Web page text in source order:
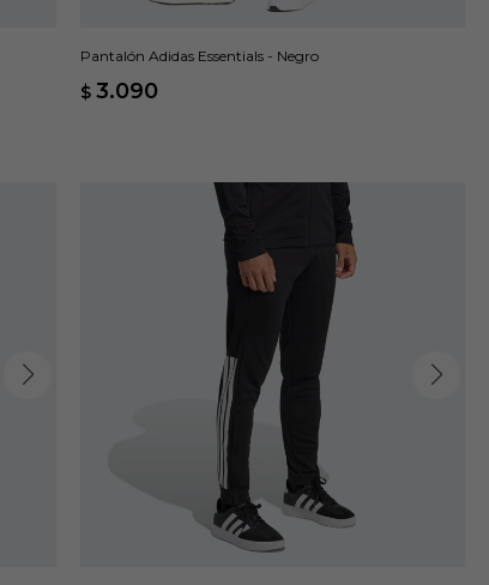
Pantalón Adidas Essentials - Negro
$ 3.090